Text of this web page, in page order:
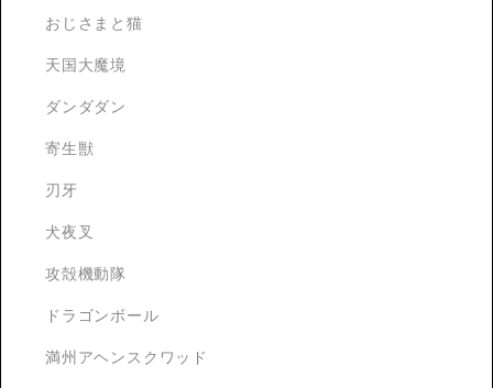
おじさまと猫
天国大魔境
ダンダダン
寄生獣
刃牙
犬夜叉
攻殻機動隊
ドラゴンボール
満州アヘンスクワッド